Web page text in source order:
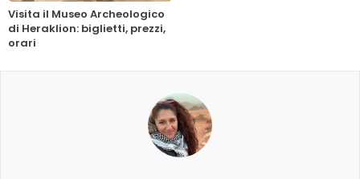
Visita il Museo Archeologico
di Heraklion: biglietti, prezzi,
orari